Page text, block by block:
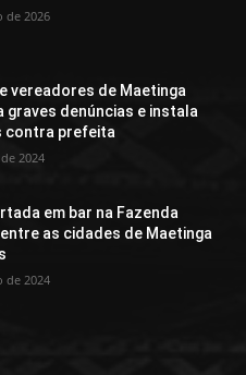
de 2026
vereadores de Maetinga
graves denúncias e instala
contra prefeita
2024
em bar na Fazenda
as cidades de Maetinga
de 2024